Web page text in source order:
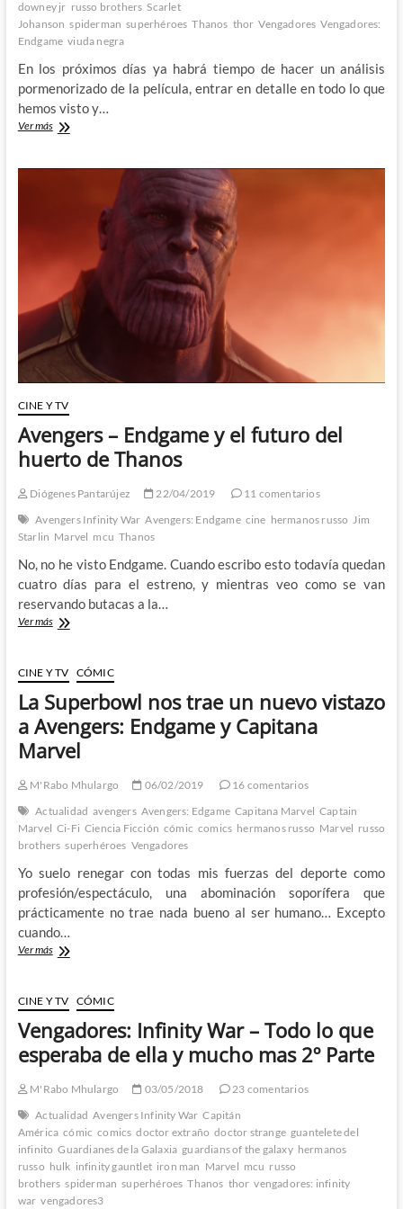
downey jr russo brothers Scarlet
Johanson spiderman superhéroes Thanos thor Vengadores Vengadores:
Endgame viuda negra
En los próximos días ya habrá tiempo de hacer un análisis
pormenorizado de la película, entrar en detalle en todo lo que
hemos visto y…
Ver másAvengers:
Un
década
que
ha
valido
muchísimo
pena
CINE Y TV
Avengers – Endgame y el futuro del
huerto de Thanos
Diógenes Pantarújez 22/04/2019
11 comentarios
Avengers Infinity War Avengers: Endgame cine hermanos russo Jim
Starlin Marvel mcu Thanos
No, no he visto Endgame. Cuando escribo esto todavía quedan
cuatro días para el estreno, y mientras veo como se van
reservando butacas a la…
Ver másAvengers
y
el
futuro
huerto
de
CINE Y TV CÓMIC
La Superbowl nos trae un nuevo vistazo
a Avengers: Endgame y Capitana
Marvel
M'Rabo Mhulargo 06/02/2019
16 comentarios
Actualidad avengers Avengers: Edgame Capitana Marvel Captain
Marvel Ci-Fi Ciencia Ficción cómic comics hermanos russo Marvel russo
brothers superhéroes Vengadores
Yo suelo renegar con todas mis fuerzas del deporte como
profesión/espectáculo, una abominación soporífera que
prácticamente no trae nada bueno al ser humano… Excepto
cuando…
Ver másLa
trae
un
nuevo
vistazo
a
Endgame
Capitana
CINE Y TV CÓMIC
Vengadores: Infinity War – Todo lo que
esperaba de ella y mucho mas 2º Parte
M'Rabo Mhulargo 03/05/2018
23 comentarios
Actualidad Avengers Infinity War Capitán
América cómic comics doctor extraño doctor strange guantelete del
infinito Guardianes de la Galaxia guardians of the galaxy hermanos
russo hulk infinity gauntlet iron man Marvel mcu russo
brothers spiderman superhéroes Thanos thor vengadores: infinity
war vengadores3